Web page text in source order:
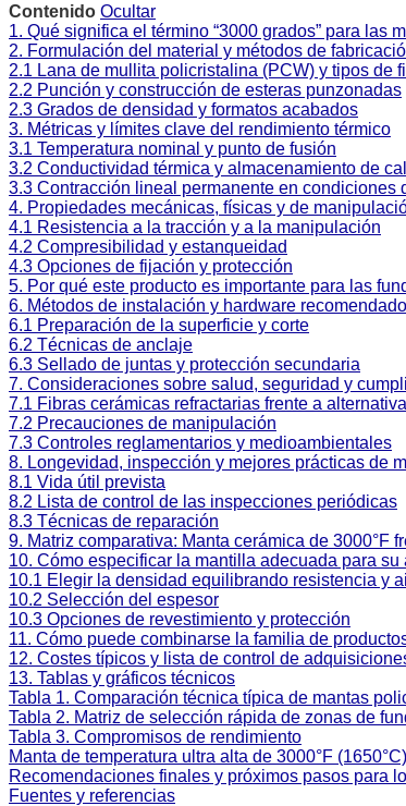
Contenido Ocultar
1. Qué significa el término “3000 grados” para las
2. Formulación del material y métodos de
2.1 Lana de mullita policristalina (PCW) y tipos de
2.2 Punción y construcción de esteras punzonadas
2.3 Grados de densidad y formatos acabados
3. Métricas y límites clave del rendimiento térmico
3.1 Temperatura nominal y punto de fusión
3.2 Conductividad térmica y almacenamiento de
3.3 Contracción lineal permanente en condiciones
4. Propiedades mecánicas, físicas y de
4.1 Resistencia a la tracción y a la manipulación
4.2 Compresibilidad y estanqueidad
4.3 Opciones de fijación y protección
5. Por qué este producto es importante para las
6. Métodos de instalación y hardware recomendado
6.1 Preparación de la superficie y corte
6.2 Técnicas de anclaje
6.3 Sellado de juntas y protección secundaria
7. Consideraciones sobre salud, seguridad y
7.1 Fibras cerámicas refractarias frente a
7.2 Precauciones de manipulación
7.3 Controles reglamentarios y medioambientales
8. Longevidad, inspección y mejores prácticas de
8.1 Vida útil prevista
8.2 Lista de control de las inspecciones periódicas
8.3 Técnicas de reparación
9. Matriz comparativa: Manta cerámica de 3000°F
10. Cómo especificar la mantilla adecuada para su
10.1 Elegir la densidad equilibrando resistencia y
10.2 Selección del espesor
10.3 Opciones de revestimiento y protección
11. Cómo puede combinarse la familia de
12. Costes típicos y lista de control de
13. Tablas y gráficos técnicos
Tabla 1. Comparación técnica típica de mantas
Tabla 2. Matriz de selección rápida de zonas de
Tabla 3. Compromisos de rendimiento
Manta de temperatura ultra alta de 3000°F
Recomendaciones finales y próximos pasos para
Fuentes y referencias